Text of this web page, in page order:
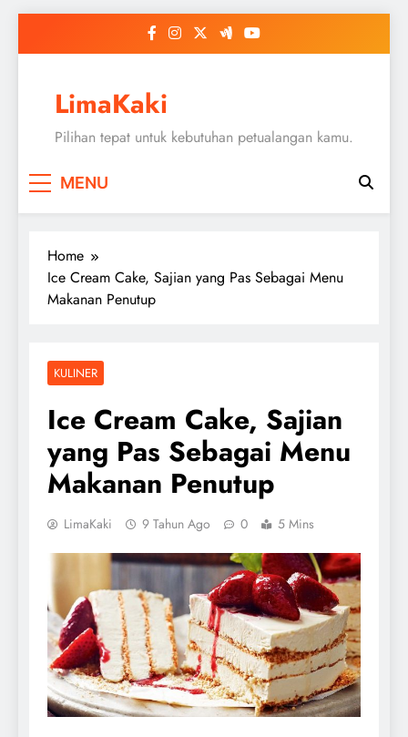
LimaKaki
Pilihan tepat untuk kebutuhan petualangan kamu.
MENU
Home
Ice Cream Cake, Sajian yang Pas Sebagai Menu
Makanan Penutup
KULINER
Ice Cream Cake, Sajian
yang Pas Sebagai Menu
Makanan Penutup
LimaKaki 9 Tahun Ago 0 5 Mins